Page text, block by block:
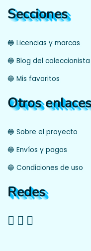
Secciones
🔵 Licencias y marcas
🔵 Blog del coleccionista
🔵 Mis favoritos
Otros
🔵 Sobre el proyecto
🔵 Envíos y pagos
🔵 Condiciones de uso
Redes